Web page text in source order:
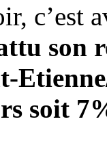
c’est
son
soit